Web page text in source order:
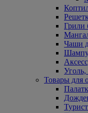
Грили
Чаши
Уголь,
Товары для